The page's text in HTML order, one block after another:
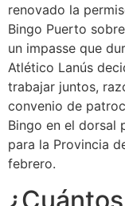
renovado la
Bingo Puerto
un impasse que
Atlético Lanús
trabajar juntos,
convenio de
Bingo en el dorsal
para la Provincia
febrero.